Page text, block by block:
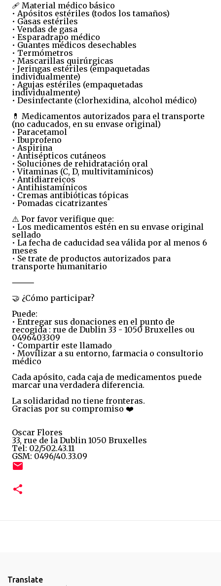
🩹 Material médico básico
• Apósitos estériles (todos los tamaños)
• Gasas estériles
• Vendas de gasa
• Esparadrapo médico
• Guantes médicos desechables
• Termómetros
• Mascarillas quirúrgicas
• Jeringas estériles (empaquetadas
individualmente)
• Agujas estériles (empaquetadas
individualmente)
• Desinfectante (clorhexidina, alcohol médico)
💊 Medicamentos autorizados para el transporte
(no caducados, en su envase original)
• Paracetamol
• Ibuprofeno
• Aspirina
• Antisépticos cutáneos
• Soluciones de rehidratación oral
• Vitaminas (C, D, multivitamínicos)
• Antidiarreicos
• Antihistamínicos
• Cremas antibióticas tópicas
• Pomadas cicatrizantes
⚠️ Por favor verifique que:
• Los medicamentos estén en su envase original
sellado
• La fecha de caducidad sea válida por al menos 6
meses
• Se trate de productos autorizados para
transporte humanitario
⸻
🤝 ¿Cómo participar?
Puede:
• Entregar sus donaciones en el punto de
recogida : rue de Dublin 33 - 1050 Bruxelles ou
0496403309
• Compartir este llamado
• Movilizar a su entorno, farmacia o consultorio
médico
Cada apósito, cada caja de medicamentos puede
marcar una verdadera diferencia.
La solidaridad no tiene fronteras.
Gracias por su compromiso ❤️
Oscar Flores
33, rue de la Dublin 1050 Bruxelles
Tel: 02/502.43.11
GSM: 0496/40.33.09
Translate